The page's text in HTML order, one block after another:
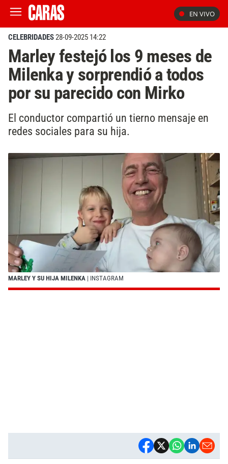
EN VIVO
CELEBRIDADES28-09-2025 14:22
Marley festejó los 9 meses de
Milenka y sorprendió a todos
por su parecido con Mirko
El conductor compartió un tierno mensaje en
redes sociales para su hija.
MARLEY Y SU HIJA MILENKA | INSTAGRAM